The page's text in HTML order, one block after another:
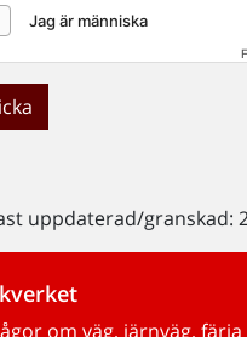
uppdaterad/granskad:
om väg, järnväg,